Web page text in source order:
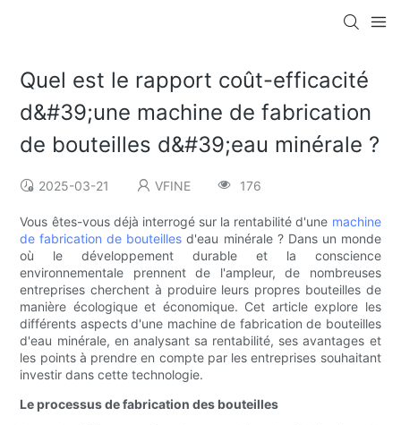
Quel est le rapport coût-efficacité
d&#39;une machine de fabrication
de bouteilles d&#39;eau minérale ?
2025-03-21 VFINE 176
Vous êtes-vous déjà interrogé sur la rentabilité d'une machine
de fabrication de bouteilles d'eau minérale ? Dans un monde
où le développement durable et la conscience
environnementale prennent de l'ampleur, de nombreuses
entreprises cherchent à produire leurs propres bouteilles de
manière écologique et économique. Cet article explore les
différents aspects d'une machine de fabrication de bouteilles
d'eau minérale, en analysant sa rentabilité, ses avantages et
les points à prendre en compte par les entreprises souhaitant
investir dans cette technologie.
Le processus de fabrication des bouteilles